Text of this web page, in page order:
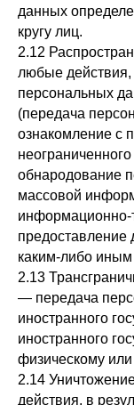
данных
кругу лиц.
2.12
любые
персональных
(передача
ознакомление с
обнародование
массовой
информационно-
предоставление
каким-либо
2.13
— передача
иностранного
иностранного
физическому
2.14
действия, в